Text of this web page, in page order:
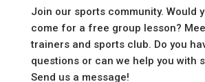
Join our sports community. Would
come for a free group lesson?
trainers and sports club. Do you
questions or can we help you with
Send us a message!